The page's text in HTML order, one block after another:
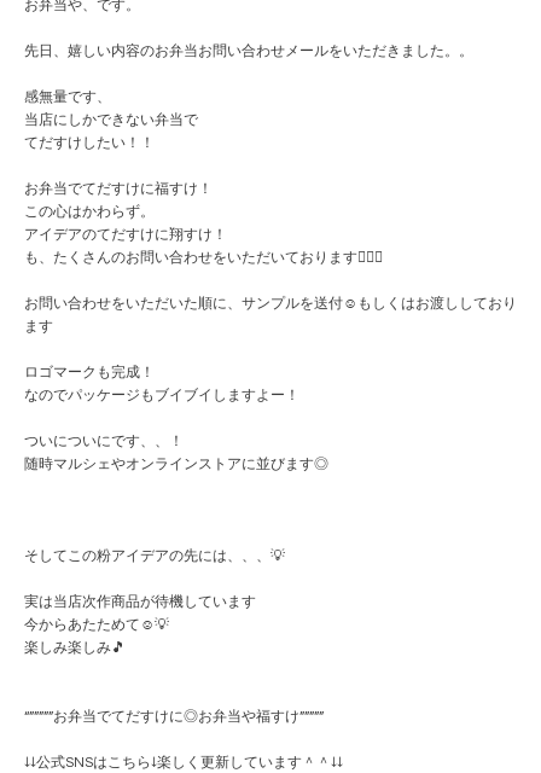
お弁当や、です。
先日、嬉しい内容のお弁当お問い合わせメールをいただきました。。
感無量です、
当店にしかできない弁当で
てだすけしたい！！
お弁当でてだすけに福すけ！
この心はかわらず。
アイデアのてだすけに翔すけ！
も、たくさんのお問い合わせをいただいております🙇🏻‍♀️
お問い合わせをいただいた順に、サンプルを送付☺️もしくはお渡ししており
ます
ロゴマークも完成！
なのでパッケージもブイブイしますよー！
ついについにです、、！
随時マルシェやオンラインストアに並びます◎
そしてこの粉アイデアの先には、、、💡
実は当店次作商品が待機しています
今からあたためて☺️💡
楽しみ楽しみ🎵
“”””””お弁当でてだすけに◎お弁当や福すけ”””””
↓↓公式SNSはこちら↓楽しく更新しています＾＾↓↓